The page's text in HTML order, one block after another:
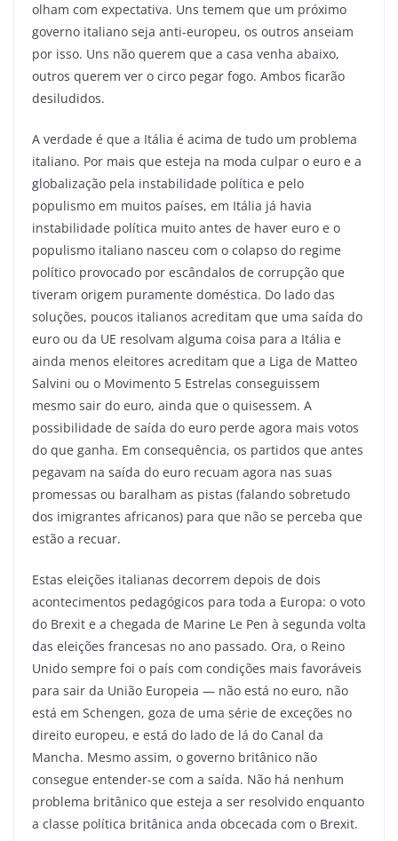
olham com expectativa. Uns temem que um próximo
governo italiano seja anti-europeu, os outros anseiam
por isso. Uns não querem que a casa venha abaixo,
outros querem ver o circo pegar fogo. Ambos ficarão
desiludidos.
A verdade é que a Itália é acima de tudo um problema
italiano. Por mais que esteja na moda culpar o euro e a
globalização pela instabilidade política e pelo
populismo em muitos países, em Itália já havia
instabilidade política muito antes de haver euro e o
populismo italiano nasceu com o colapso do regime
político provocado por escândalos de corrupção que
tiveram origem puramente doméstica. Do lado das
soluções, poucos italianos acreditam que uma saída do
euro ou da UE resolvam alguma coisa para a Itália e
ainda menos eleitores acreditam que a Liga de Matteo
Salvini ou o Movimento 5 Estrelas conseguissem
mesmo sair do euro, ainda que o quisessem. A
possibilidade de saída do euro perde agora mais votos
do que ganha. Em consequência, os partidos que antes
pegavam na saída do euro recuam agora nas suas
promessas ou baralham as pistas (falando sobretudo
dos imigrantes africanos) para que não se perceba que
estão a recuar.
Estas eleições italianas decorrem depois de dois
acontecimentos pedagógicos para toda a Europa: o voto
do Brexit e a chegada de Marine Le Pen à segunda volta
das eleições francesas no ano passado. Ora, o Reino
Unido sempre foi o país com condições mais favoráveis
para sair da União Europeia — não está no euro, não
está em Schengen, goza de uma série de exceções no
direito europeu, e está do lado de lá do Canal da
Mancha. Mesmo assim, o governo britânico não
consegue entender-se com a saída. Não há nenhum
problema britânico que esteja a ser resolvido enquanto
a classe política britânica anda obcecada com o Brexit.